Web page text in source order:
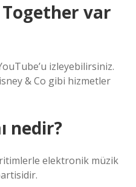
var
izleyebilirsiniz.
& Co gibi hizmetler
nedir?
elektronik müzik